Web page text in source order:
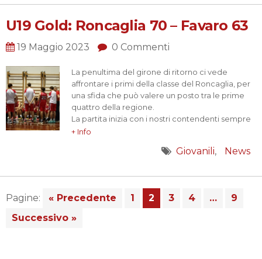
Treviso…
U19 Gold: Roncaglia 70 – Favaro 63
19 Maggio 2023 0 Commenti
La penultima del girone di ritorno ci vede
affrontare i primi della classe del Roncaglia, per
una sfida che può valere un posto tra le prime
quattro della regione.
La partita inizia con i nostri contendenti sempre
avanti di un paio di punti, ma che non riescono a
+ Info
Giovanili News
Pagine: « Precedente 1 2 3 4 …
9
Successivo »